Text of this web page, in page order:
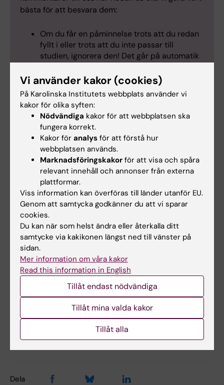
bästa för att besvara dem:
Om du får en påminnelse trots att du redan
fyllt i eller trots att du inte passar till
studien, ignorera den! Det går på automatik
påminnelser. Vi ber om ursäkt för detta!
Du behöver inte svara "nej" till att delta,
strunta bara i att skicka en intresseanmälan.
Du behöver inte heller förklara varför du inte
kan/vill vara med.
Vi kan inte avslöja hur grupperna delas in i
förväg.
Specifika frågor bör du maila direkt till
projektledaren.
Uppfyller du inte kriterierna kan du inte
medverka. Inga undantag.
Hade du nytta av informationen på denna sida?
Yes
Sidan uppdaterad:2026-06-15
Dela
Vi använder kakor (cookies)
På Karolinska Institutets webbplats använder vi
kakor för olika syften:
Nödvändiga kakor för att webbplatsen ska
fungera korrekt.
Kakor för analys för att förstå hur
webbplatsen används.
Marknadsföringskakor för att visa och spåra
relevant innehåll och annonser från externa
plattformar.
Viss information kan överföras till länder utanför EU.
Genom att samtycka godkänner du att vi sparar
cookies.
Du kan när som helst ändra eller återkalla ditt
samtycke via kakikonen längst ned till vänster på
sidan.
Mer information om våra kakor
Read this information in English
Tillåt endast nödvändiga
Tillåt mina valda kakor
Tillåt alla